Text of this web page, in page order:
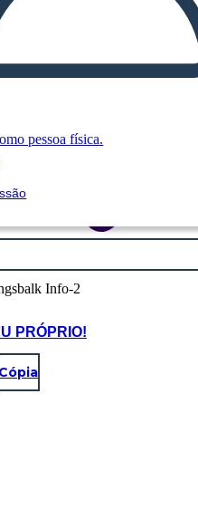
pessoa física.
PRÓPRIO!
Cópia